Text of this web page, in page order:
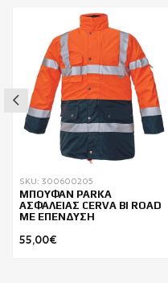
SKU: 300600205
ΜΠΟΥΦΑΝ PARKA
ΑΣΦΑΛΕΙΑΣ CERVA BI ROAD
ΜΕ ΕΠΕΝΔΥΣΗ
55,00€